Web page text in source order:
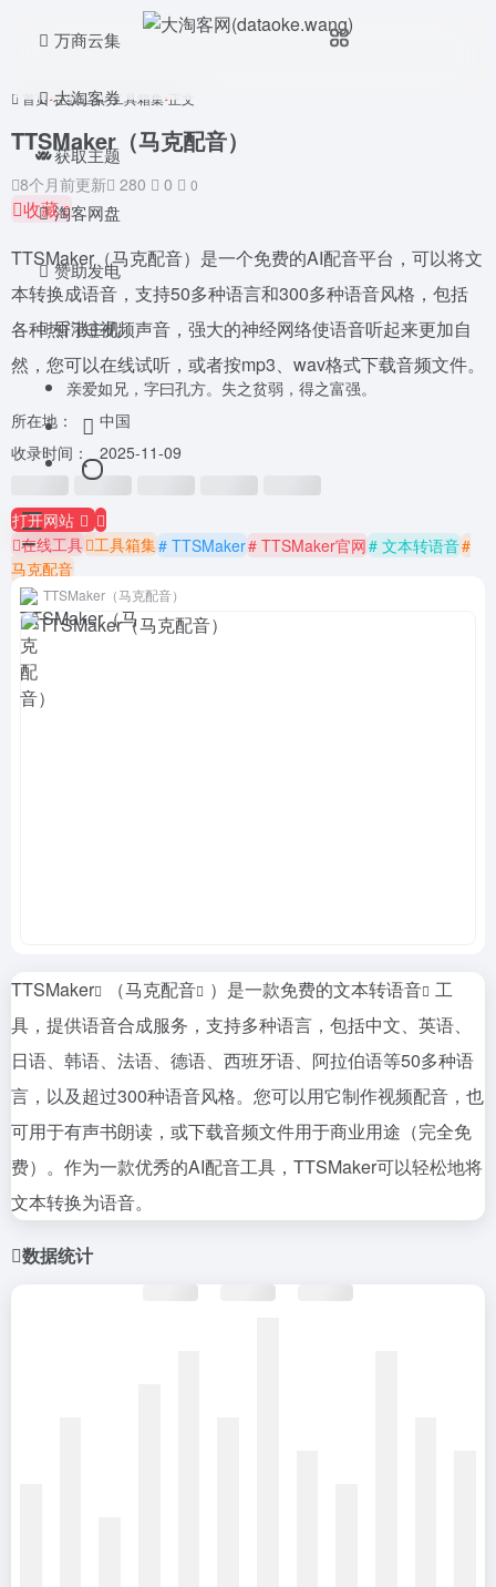
万商云集
大淘客券
获取主题
淘客网盘
赞助发电
香港主机
亲爱如兄，字曰孔方。失之贫弱，得之富强。
首页•在线工具•工具箱集•正文
TTSMaker（马克配音）
8个月前更新 280 0 0
收藏0
TTSMaker（马克配音）是一个免费的AI配音平台，可以将文
本转换成语音，支持50多种语言和300多种语音风格，包括
各种热门短视频声音，强大的神经网络使语音听起来更加自
然，您可以在线试听，或者按mp3、wav格式下载音频文件。
所在地：
中国
收录时间：
2025-11-09
打开网站
在线工具 工具箱集# TTSMaker# TTSMaker官网# 文本转语音#
马克配音
TTSMaker（马克配音）
TTSMaker （马克配音 ）是一款免费的文本转语音 工
具，提供语音合成服务，支持多种语言，包括中文、英语、
日语、韩语、法语、德语、西班牙语、阿拉伯语等50多种语
言，以及超过300种语音风格。您可以用它制作视频配音，也
可用于有声书朗读，或下载音频文件用于商业用途（完全免
费）。作为一款优秀的AI配音工具，TTSMaker可以轻松地将
文本转换为语音。
数据统计